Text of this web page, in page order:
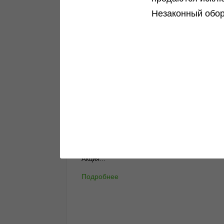
Новости и акции
Акция...
Подробнее
Незаконный